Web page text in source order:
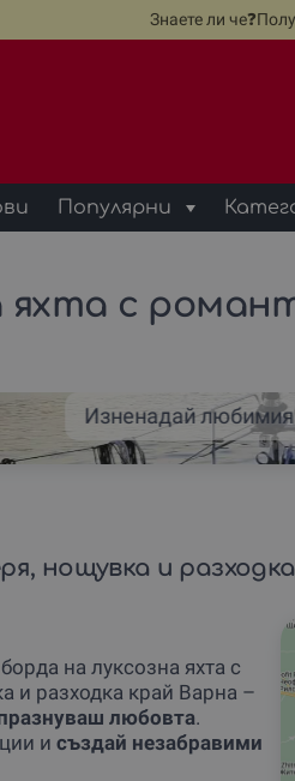
Знаете ли
Популярни
с
Изненадай любимия
нощувка и
на луксозна яхта с
и разходка край Варна –
любовта.
и създай незабравими